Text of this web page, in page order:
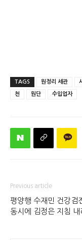
TAGS 원정리 세관
천 원단 수입업자
Previous article
평양행 수재민 건강검
동시에 김정은 지침 내